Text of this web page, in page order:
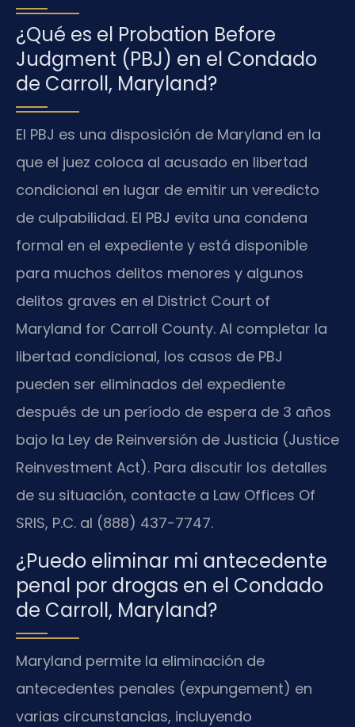
¿Qué es el Probation Before
Judgment (PBJ) en el Condado
de Carroll, Maryland?
El PBJ es una disposición de Maryland en la
que el juez coloca al acusado en libertad
condicional en lugar de emitir un veredicto
de culpabilidad. El PBJ evita una condena
formal en el expediente y está disponible
para muchos delitos menores y algunos
delitos graves en el District Court of
Maryland for Carroll County. Al completar la
libertad condicional, los casos de PBJ
pueden ser eliminados del expediente
después de un período de espera de 3 años
bajo la Ley de Reinversión de Justicia (Justice
Reinvestment Act). Para discutir los detalles
de su situación, contacte a Law Offices Of
SRIS, P.C. al (888) 437-7747.
¿Puedo eliminar mi antecedente
penal por drogas en el Condado
de Carroll, Maryland?
Maryland permite la eliminación de
antecedentes penales (expungement) en
varias circunstancias, incluyendo